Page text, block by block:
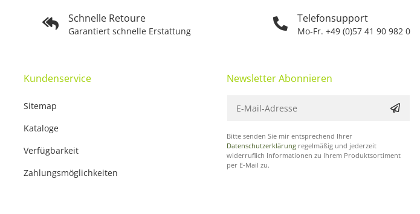
Schnelle Retoure
Garantiert schnelle Erstattung
Telefonsupport
Mo-Fr. +49 (0)57 41 90 982 0
Kundenservice
Sitemap
Kataloge
Verfügbarkeit
Zahlungsmöglichkeiten
Newsletter Abonnieren
Bitte senden Sie mir entsprechend Ihrer
Datenschutzerklärung regelmäßig und jederzeit
widerruflich Informationen zu Ihrem Produktsortiment
per E-Mail zu.